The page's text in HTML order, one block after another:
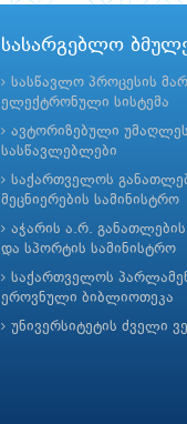
სასარგებლო
სასწავლო პროცესის
ელექტრონული სისტემა
ავტორიზებული
სასწავლებლები
საქართველოს
მეცნიერების სამინისტრო
აჭარის ა.რ.
და სპორტის სამინისტრო
საქართველოს
ეროვნული ბიბლიოთეკა
უნივერსიტეტის ძველი